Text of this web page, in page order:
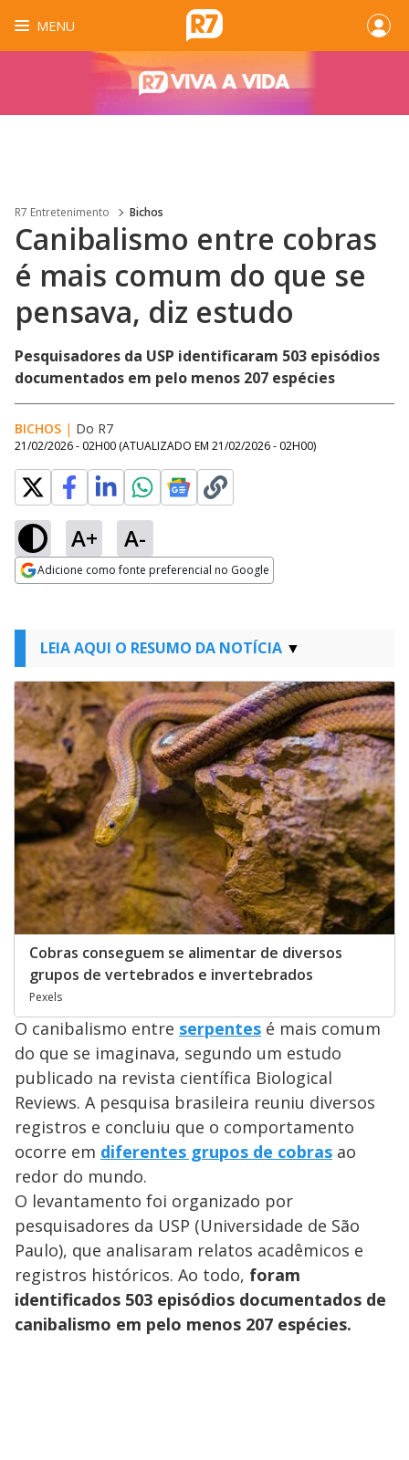
MENU
R7 Entretenimento Bichos
Canibalismo entre cobras
é mais comum do que se
pensava, diz estudo
Pesquisadores da USP identificaram 503 episódios
documentados em pelo menos 207 espécies
BICHOS | Do R7
21/02/2026 - 02H00 (ATUALIZADO EM 21/02/2026 - 02H00)
A+ A-
Adicione como fonte preferencial no Google
LEIA AQUI O RESUMO DA NOTÍCIA
Cobras conseguem se alimentar de diversos
grupos de vertebrados e invertebrados
Pexels
O canibalismo entre serpentes é mais comum
do que se imaginava, segundo um estudo
publicado na revista científica Biological
Reviews. A pesquisa brasileira reuniu diversos
registros e concluiu que o comportamento
ocorre em diferentes grupos de cobras ao
redor do mundo.
O levantamento foi organizado por
pesquisadores da USP (Universidade de São
Paulo), que analisaram relatos acadêmicos e
registros históricos. Ao todo, foram
identificados 503 episódios documentados de
canibalismo em pelo menos 207 espécies.